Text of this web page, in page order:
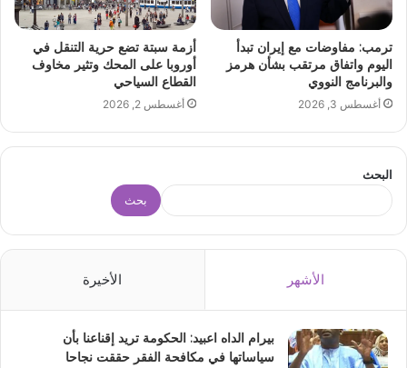
ترمب: مفاوضات مع إيران تبدأ
اليوم واتفاق مرتقب بشأن هرمز
والبرنامج النووي
أغسطس 3, 2026
أزمة سبتة تضع حرية التنقل في
أوروبا على المحك وتثير مخاوف
القطاع السياحي
أغسطس 2, 2026
البحث
بحث
الأشهر الأخيرة
بيرام الداه اعبيد: الحكومة تريد إقناعنا بأن
سياساتها في مكافحة الفقر حققت نجاحا